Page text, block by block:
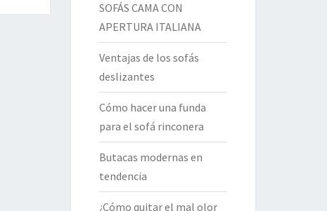
SOFÁS CAMA CON
APERTURA ITALIANA
Ventajas de los sofás
deslizantes
Cómo hacer una funda
para el sofá rinconera
Butacas modernas en
tendencia
¿Cómo quitar el mal olor